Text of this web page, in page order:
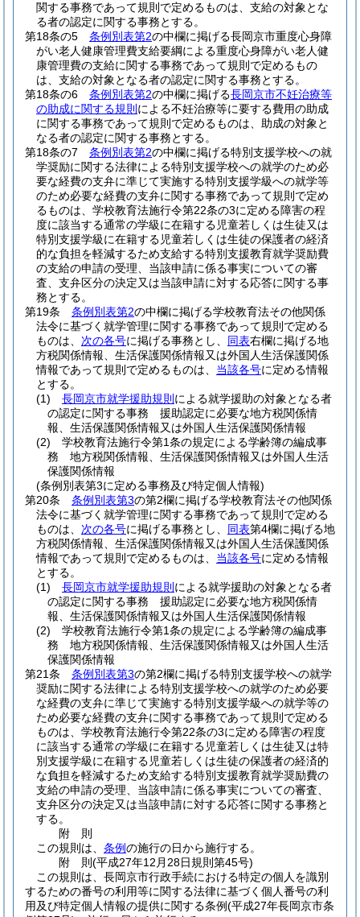
関する事務であって規則で定めるものは、支給の対象とな
る者の認定に関する事務とする。
第18条の5
条例別表第2の中欄に掲げる長岡京市重度心身障
がい老人健康管理費支給要綱による重度心身障がい老人健
康管理費の支給に関する事務であって規則で定めるもの
は、支給の対象となる者の認定に関する事務とする。
第18条の6
条例別表第2の中欄に掲げる長岡京市不妊治療等
の助成に関する規則 による不妊治療等に要する費用の助成
に関する事務であって規則で定めるものは、助成の対象と
なる者の認定に関する事務とする。
第18条の7
条例別表第2の中欄に掲げる特別支援学校への就
学奨励に関する法律による特別支援学校への就学のため必
要な経費の支弁に準じて実施する特別支援学級への就学等
のため必要な経費の支弁に関する事務であって規則で定め
るものは、学校教育法施行令第22条の3に定める障害の程
度に該当する通常の学級に在籍する児童若しくは生徒又は
特別支援学級に在籍する児童若しくは生徒の保護者の経済
的な負担を軽減するため支給する特別支援教育就学奨励費
の支給の申請の受理、当該申請に係る事実についての審
査、支弁区分の決定又は当該申請に対する応答に関する事
務とする。
第19条
条例別表第2の中欄に掲げる学校教育法その他関係
法令に基づく就学管理に関する事務であって規則で定める
ものは、 次の各号に掲げる事務とし、 同表右欄に掲げる地
方税関係情報、生活保護関係情報又は外国人生活保護関係
情報であって規則で定めるものは、 当該各号に定める情報
とする。
(1)
長岡京市就学援助規則 による就学援助の対象となる者
の認定に関する事務 援助認定に必要な地方税関係情
報、生活保護関係情報又は外国人生活保護関係情報
(2)
学校教育法施行令第1条の規定による学齢簿の編成事
務 地方税関係情報、生活保護関係情報又は外国人生活
保護関係情報
(条例別表第3に定める事務及び特定個人情報)
第20条
条例別表第3の第2欄に掲げる学校教育法その他関係
法令に基づく就学管理に関する事務であって規則で定める
ものは、 次の各号に掲げる事務とし、 同表第4欄に掲げる地
方税関係情報、生活保護関係情報又は外国人生活保護関係
情報であって規則で定めるものは、 当該各号に定める情報
とする。
(1)
長岡京市就学援助規則 による就学援助の対象となる者
の認定に関する事務 援助認定に必要な地方税関係情
報、生活保護関係情報又は外国人生活保護関係情報
(2)
学校教育法施行令第1条の規定による学齢簿の編成事
務 地方税関係情報、生活保護関係情報又は外国人生活
保護関係情報
第21条
条例別表第3の第2欄に掲げる特別支援学校への就学
奨励に関する法律による特別支援学校への就学のため必要
な経費の支弁に準じて実施する特別支援学級への就学等の
ため必要な経費の支弁に関する事務であって規則で定める
ものは、学校教育法施行令第22条の3に定める障害の程度
に該当する通常の学級に在籍する児童若しくは生徒又は特
別支援学級に在籍する児童若しくは生徒の保護者の経済的
な負担を軽減するため支給する特別支援教育就学奨励費の
支給の申請の受理、当該申請に係る事実についての審査、
支弁区分の決定又は当該申請に対する応答に関する事務と
する。
附 則
この規則は、 条例の施行の日から施行する。
附 則(平成27年12月28日規則第45号)
この規則は、長岡京市行政手続における特定の個人を識別
するための番号の利用等に関する法律に基づく個人番号の利
用及び特定個人情報の提供に関する条例(平成27年長岡京市条